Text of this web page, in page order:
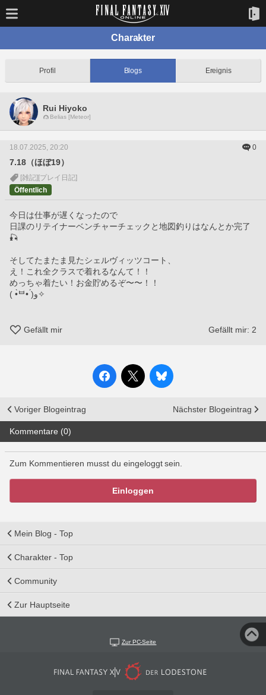
Charakter
Profil Blogs Ereignis
Rui Hiyoko
Belias [Meteor]
18.07.2025, 20:20 0
7.18（ほぼ19）
[雑記] [プレイ日記]
Öffentlich
今日は仕事が遅くなったので
日課のリテイナーベンチャーチェックと地図釣りはなんとか完了
🎣
そしてたまたま見たシェルヴィッツコート、
え！これ全クラスで着れるなんて！！
めっちゃ着たい！お金貯めるぞ〜〜！！
( •̀ᄇ• ́)ﻭ✧
Gefällt mir Gefällt mir: 2
Voriger Blogeintrag Nächster Blogeintrag
Kommentare (0)
Zum Kommentieren musst du eingeloggt sein.
Einloggen
Mein Blog - Top
Charakter - Top
Community
Zur Hauptseite
Zur PC-Seite